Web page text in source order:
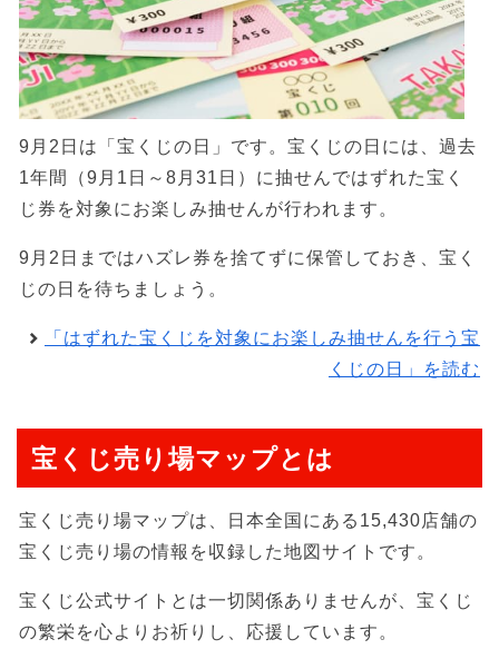
9月2日は「宝くじの日」です。宝くじの日には、過去
1年間（9月1日～8月31日）に抽せんではずれた宝く
じ券を対象にお楽しみ抽せんが行われます。
9月2日まではハズレ券を捨てずに保管しておき、宝く
じの日を待ちましょう。
「はずれた宝くじを対象にお楽しみ抽せんを行う宝
くじの日」を読む
宝くじ売り場マップとは
宝くじ売り場マップは、日本全国にある15,430店舗の
宝くじ売り場の情報を収録した地図サイトです。
宝くじ公式サイトとは一切関係ありませんが、宝くじ
の繁栄を心よりお祈りし、応援しています。